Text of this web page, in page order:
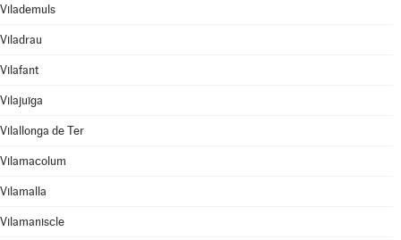
Vilademuls
Viladrau
Vilafant
Vilajuïga
Vilallonga de Ter
Vilamacolum
Vilamalla
Vilamaniscle